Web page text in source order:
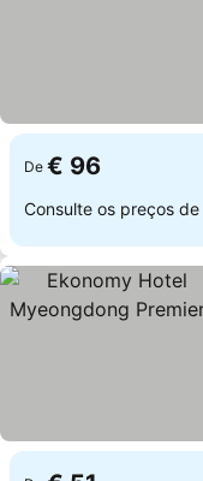
De € 96
Consulte os preços de